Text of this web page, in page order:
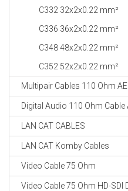
C332 32x2x0.22 mm²
C336 36x2x0.22 mm²
C348 48x2x0.22 mm²
C352 52x2x0.22 mm²
Multipair Cables 110 Ohm
Digital Audio 110 Ohm Cable
LAN CAT CABLES
LAN CAT Komby Cables
Video Cable 75 Ohm
Video Cable 75 Ohm HD-SDI